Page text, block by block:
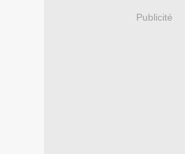
Publicité